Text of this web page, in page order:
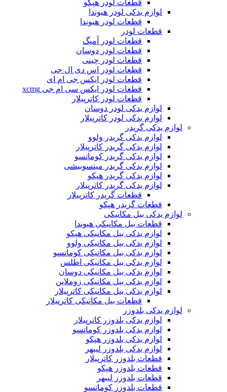
قطعات لودر هپکو
لوازم یدکی لودر هیوندا
قطعات لودر هیوندا
قطعات لودر
قطعات لودر آمیگ
قطعات لودر دوسان
قطعات لودر چینی
قطعات لودر اس دی ال جی
قطعات لودر ایکس جی ام ای
قطعات لودر ایکس سی ام جی xcmg
قطعات لودر کاترپیلار
لوازم یدکی لودر دوسان
لوازم یدکی لودر کاترپیلار
لوازم یدکی گریدر
لوازم یدکی گریدر ولوو
لوازم یدکی گریدر کاترپیلار
لوازم یدکی گریدر کوماتسو
لوازم یدکی گریدر میتسوبیشی
لوازم یدکی گریدر هپکو
لوازم یدکی گریدر کاترپیلار
قطعات گریدر کاترپیلار
قطعات گریدر هپکو
لوازم یدکی بیل مکانیکی
قطعات بیل مکانیکی هیوندا
لوازم یدکی بیل مکانیکی هپکو
لوازم یدکی بیل مکانیکی ولوو
لوازم یدکی بیل مکانیکی کوماتسو
لوازم یدکی بیل مکانیکی اطلس
لوازم یدکی بیل مکانیکی دوسان
لوازم یدکی بیل مکانیکی زوملاین
لوازم یدکی بیل مکانیکی کاترپیلار
قطعات بیل مکانیکی کاترپیلار
لوازم یدکی بلدوزر
لوازم یدکی بلدوزر کاترپیلار
لوازم یدکی بلدوزر کوماتسو
لوازم یدکی بلدوزر هپکو
لوازم یدکی بلدوزر لیبهر
قطعات بلدوزر کاترپیلار
قطعات بلدوزر هپکو
قطعات بلدوزر لیبهر
قطعات بلدوزر کوماتسو